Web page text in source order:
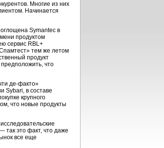
Многие из них
Начинается
Symantec в
продуктом
сервис RBL+
тем же летом
продукт
что
де-факто»
Sybari, в составе
крупного
что новые продукты
так это факт, что даже
все еще